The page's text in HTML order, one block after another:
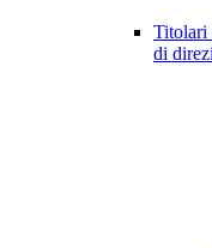
Titolari
di